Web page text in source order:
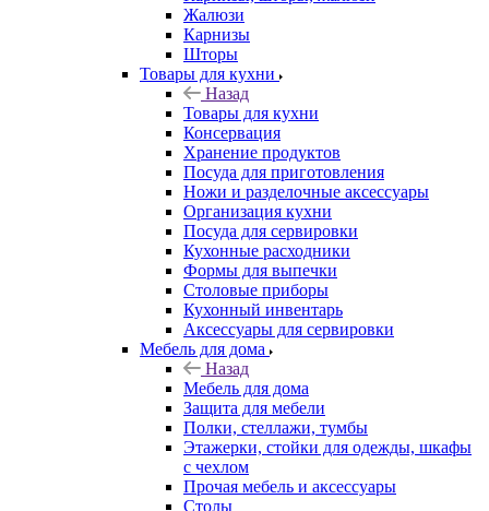
Жалюзи
Карнизы
Шторы
Товары для кухни
Назад
Товары для кухни
Консервация
Хранение продуктов
Посуда для приготовления
Ножи и разделочные аксессуары
Организация кухни
Посуда для сервировки
Кухонные расходники
Формы для выпечки
Столовые приборы
Кухонный инвентарь
Аксессуары для сервировки
Мебель для дома
Назад
Мебель для дома
Защита для мебели
Полки, стеллажи, тумбы
Этажерки, стойки для одежды, шкафы
с чехлом
Прочая мебель и аксессуары
Столы